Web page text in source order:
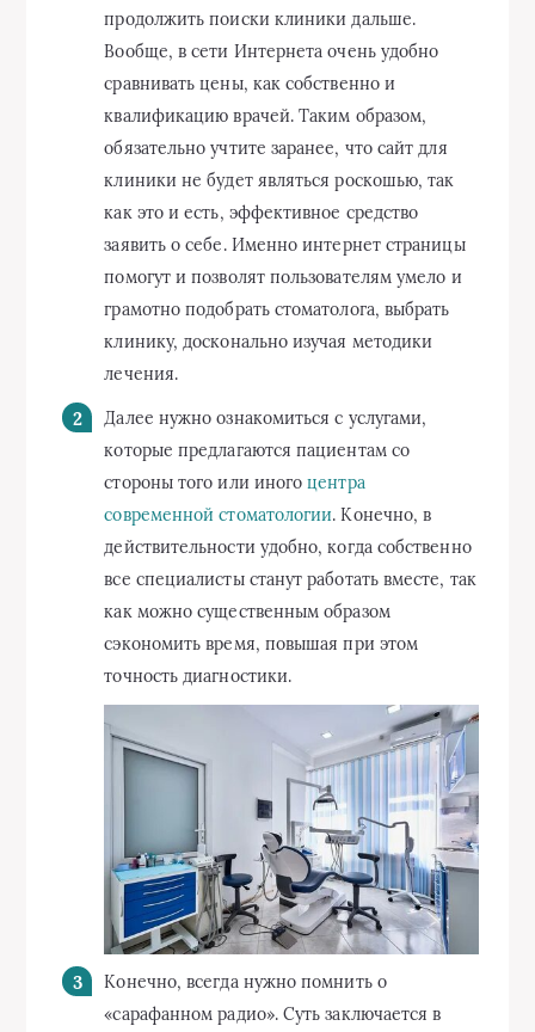
продолжить поиски клиники дальше.
Вообще, в сети Интернета очень удобно
сравнивать цены, как собственно и
квалификацию врачей. Таким образом,
обязательно учтите заранее, что сайт для
клиники не будет являться роскошью, так
как это и есть, эффективное средство
заявить о себе. Именно интернет страницы
помогут и позволят пользователям умело и
грамотно подобрать стоматолога, выбрать
клинику, досконально изучая методики
лечения.
Далее нужно ознакомиться с услугами,
которые предлагаются пациентам со
стороны того или иногоцентра
современной стоматологии. Конечно, в
действительности удобно, когда собственно
все специалисты станут работать вместе, так
как можно существенным образом
сэкономить время, повышая при этом
точность диагностики.
Конечно, всегда нужно помнить о
«сарафанном радио». Суть заключается в